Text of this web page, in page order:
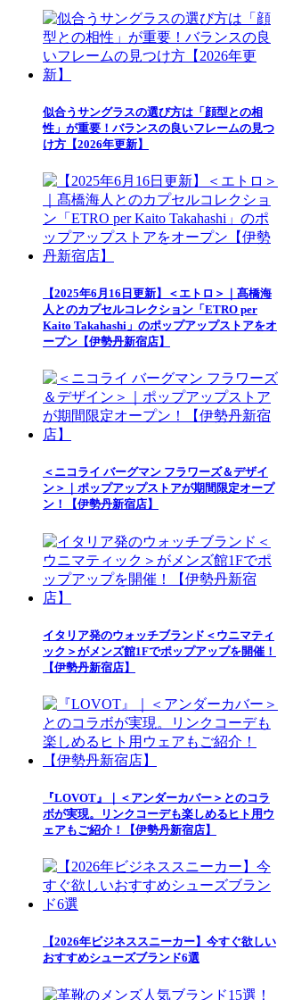
似合うサングラスの選び方は「顔型との相
性」が重要！バランスの良いフレームの見つ
け方【2026年更新】
【2025年6月16日更新】＜エトロ＞｜髙橋海
人とのカプセルコレクション「ETRO per
Kaito Takahashi」のポップアップストアをオ
ープン【伊勢丹新宿店】
＜ニコライ バーグマン フラワーズ＆デザイ
ン＞｜ポップアップストアが期間限定オープ
ン！【伊勢丹新宿店】
イタリア発のウォッチブランド＜ウニマティ
ック＞がメンズ館1Fでポップアップを開催！
【伊勢丹新宿店】
『LOVOT』｜＜アンダーカバー＞とのコラ
ボが実現。リンクコーデも楽しめるヒト用ウ
ェアもご紹介！【伊勢丹新宿店】
【2026年ビジネススニーカー】今すぐ欲しい
おすすめシューズブランド6選